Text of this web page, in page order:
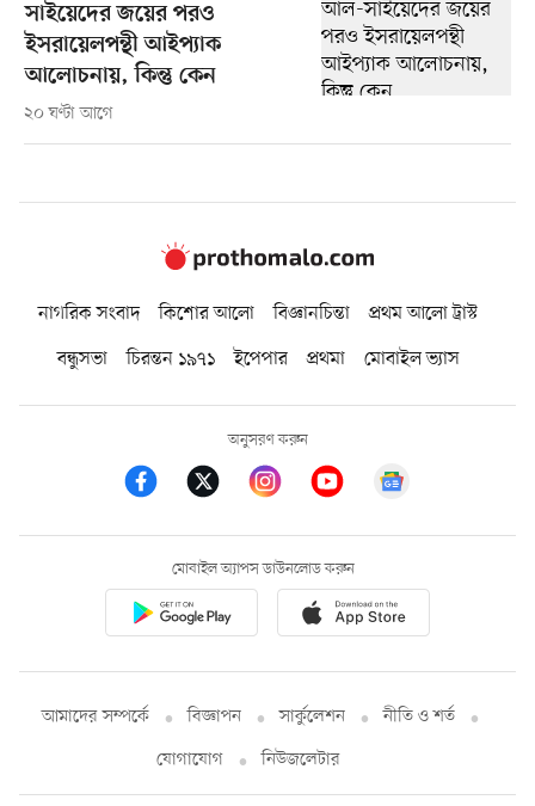
সাইয়েদের জয়ের পরও
ইসরায়েলপন্থী আইপ্যাক
আলোচনায়, কিন্তু কেন
২০ ঘণ্টা আগে
নাগরিক সংবাদ কিশোর আলো বিজ্ঞানচিন্তা
প্রথম আলো ট্রাস্ট
বন্ধুসভা
চিরন্তন ১৯৭১ ইপেপার প্রথমা মোবাইল ভ্যাস
অনুসরণ করুন
মোবাইল অ্যাপস ডাউনলোড করুন
আমাদের সম্পর্কে বিজ্ঞাপন সার্কুলেশন
নীতি ও শর্ত
যোগাযোগ
নিউজলেটার